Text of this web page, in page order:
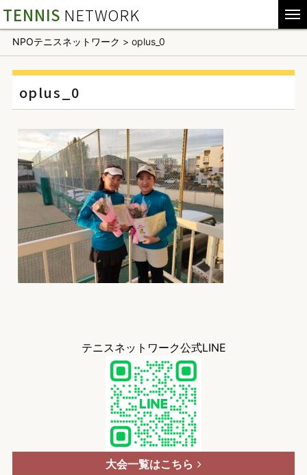
TENNIS NETWORK
NPOテニスネットワーク > oplus_0
oplus_0
テニスネットワーク公式LINE
大会一覧はこちら